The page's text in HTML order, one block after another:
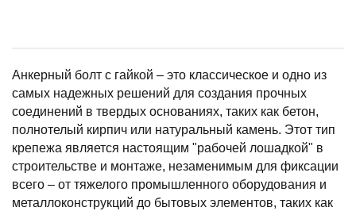
Анкерный болт с гайкой – это классическое и одно из
самых надежных решений для создания прочных
соединений в твердых основаниях, таких как бетон,
полнотелый кирпич или натуральный камень. Этот тип
крепежа является настоящим "рабочей лошадкой" в
строительстве и монтаже, незаменимым для фиксации
всего – от тяжелого промышленного оборудования и
металлоконструкций до бытовых элементов, таких как